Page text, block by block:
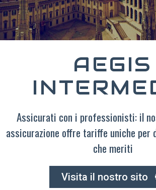
AEGIS
Assicurati con i professionisti: il
assicurazione offre tariffe uniche per
che meriti
Visita il nostro sito